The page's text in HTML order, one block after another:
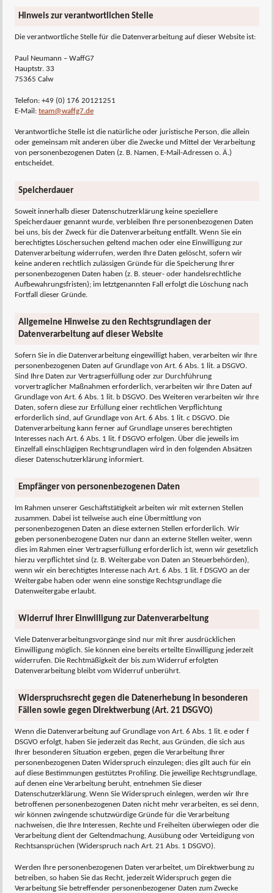
Hinweis zur verantwortlichen Stelle
Die verantwortliche Stelle für die Datenverarbeitung auf dieser Website ist:
Paul Neumann – WaffG7
Hauptstr. 33
75365 Calw
Telefon: +49 (0) 176 20121251
E-Mail: team@waffg7.de
Verantwortliche Stelle ist die natürliche oder juristische Person, die allein
oder gemeinsam mit anderen über die Zwecke und Mittel der Verarbeitung
von personenbezogenen Daten (z. B. Namen, E-Mail-Adressen o. Ä.)
entscheidet.
Speicherdauer
Soweit innerhalb dieser Datenschutzerklärung keine speziellere
Speicherdauer genannt wurde, verbleiben Ihre personenbezogenen Daten
bei uns, bis der Zweck für die Datenverarbeitung entfällt. Wenn Sie ein
berechtigtes Löschersuchen geltend machen oder eine Einwilligung zur
Datenverarbeitung widerrufen, werden Ihre Daten gelöscht, sofern wir
keine anderen rechtlich zulässigen Gründe für die Speicherung Ihrer
personenbezogenen Daten haben (z. B. steuer- oder handelsrechtliche
Aufbewahrungsfristen); im letztgenannten Fall erfolgt die Löschung nach
Fortfall dieser Gründe.
Allgemeine Hinweise zu den Rechtsgrundlagen der
Datenverarbeitung auf dieser Website
Sofern Sie in die Datenverarbeitung eingewilligt haben, verarbeiten wir Ihre
personenbezogenen Daten auf Grundlage von Art. 6 Abs. 1 lit. a DSGVO.
Sind Ihre Daten zur Vertragserfüllung oder zur Durchführung
vorvertraglicher Maßnahmen erforderlich, verarbeiten wir Ihre Daten auf
Grundlage von Art. 6 Abs. 1 lit. b DSGVO. Des Weiteren verarbeiten wir Ihre
Daten, sofern diese zur Erfüllung einer rechtlichen Verpflichtung
erforderlich sind, auf Grundlage von Art. 6 Abs. 1 lit. c DSGVO. Die
Datenverarbeitung kann ferner auf Grundlage unseres berechtigten
Interesses nach Art. 6 Abs. 1 lit. f DSGVO erfolgen. Über die jeweils im
Einzelfall einschlägigen Rechtsgrundlagen wird in den folgenden Absätzen
dieser Datenschutzerklärung informiert.
Empfänger von personenbezogenen Daten
Im Rahmen unserer Geschäftstätigkeit arbeiten wir mit externen Stellen
zusammen. Dabei ist teilweise auch eine Übermittlung von
personenbezogenen Daten an diese externen Stellen erforderlich. Wir
geben personenbezogene Daten nur dann an externe Stellen weiter, wenn
dies im Rahmen einer Vertragserfüllung erforderlich ist, wenn wir gesetzlich
hierzu verpflichtet sind (z. B. Weitergabe von Daten an Steuerbehörden),
wenn wir ein berechtigtes Interesse nach Art. 6 Abs. 1 lit. f DSGVO an der
Weitergabe haben oder wenn eine sonstige Rechtsgrundlage die
Datenweitergabe erlaubt.
Widerruf Ihrer Einwilligung zur Datenverarbeitung
Viele Datenverarbeitungsvorgänge sind nur mit Ihrer ausdrücklichen
Einwilligung möglich. Sie können eine bereits erteilte Einwilligung jederzeit
widerrufen. Die Rechtmäßigkeit der bis zum Widerruf erfolgten
Datenverarbeitung bleibt vom Widerruf unberührt.
Widerspruchsrecht gegen die Datenerhebung in besonderen
Fällen sowie gegen Direktwerbung (Art. 21 DSGVO)
Wenn die Datenverarbeitung auf Grundlage von Art. 6 Abs. 1 lit. e oder f
DSGVO erfolgt, haben Sie jederzeit das Recht, aus Gründen, die sich aus
Ihrer besonderen Situation ergeben, gegen die Verarbeitung Ihrer
personenbezogenen Daten Widerspruch einzulegen; dies gilt auch für ein
auf diese Bestimmungen gestütztes Profiling. Die jeweilige Rechtsgrundlage,
auf denen eine Verarbeitung beruht, entnehmen Sie dieser
Datenschutzerklärung. Wenn Sie Widerspruch einlegen, werden wir Ihre
betroffenen personenbezogenen Daten nicht mehr verarbeiten, es sei denn,
wir können zwingende schutzwürdige Gründe für die Verarbeitung
nachweisen, die Ihre Interessen, Rechte und Freiheiten überwiegen oder die
Verarbeitung dient der Geltendmachung, Ausübung oder Verteidigung von
Rechtsansprüchen (Widerspruch nach Art. 21 Abs. 1 DSGVO).
Werden Ihre personenbezogenen Daten verarbeitet, um Direktwerbung zu
betreiben, so haben Sie das Recht, jederzeit Widerspruch gegen die
Verarbeitung Sie betreffender personenbezogener Daten zum Zwecke